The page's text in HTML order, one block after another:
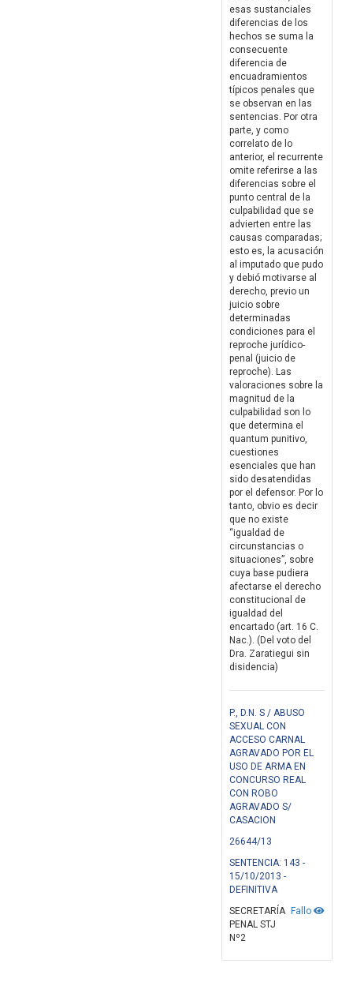
esas sustanciales
diferencias de los
hechos se suma la
consecuente
diferencia de
encuadramientos
típicos penales que
se observan en las
sentencias. Por otra
parte, y como
correlato de lo
anterior, el recurrente
omite referirse a las
diferencias sobre el
punto central de la
culpabilidad que se
advierten entre las
causas comparadas;
esto es, la acusación
al imputado que pudo
y debió motivarse al
derecho, previo un
juicio sobre
determinadas
condiciones para el
reproche jurídico-
penal (juicio de
reproche). Las
valoraciones sobre la
magnitud de la
culpabilidad son lo
que determina el
quantum punitivo,
cuestiones
esenciales que han
sido desatendidas
por el defensor. Por lo
tanto, obvio es decir
que no existe
“igualdad de
circunstancias o
situaciones”, sobre
cuya base pudiera
afectarse el derecho
constitucional de
igualdad del
encartado (art. 16 C.
Nac.). (Del voto del
Dra. Zaratiegui sin
disidencia)
P., D.N. S / ABUSO
SEXUAL CON
ACCESO CARNAL
AGRAVADO POR EL
USO DE ARMA EN
CONCURSO REAL
CON ROBO
AGRAVADO S/
CASACION
26644/13
SENTENCIA: 143 -
15/10/2013 -
DEFINITIVA
Fallo
SECRETARÍA
PENAL STJ
Nº2